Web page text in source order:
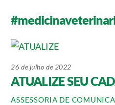
26 de julho de 2022
ATUALIZE SEU
ASSESSORIA DE